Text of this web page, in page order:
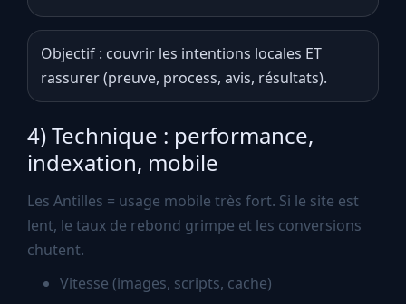
Objectif : couvrir les intentions locales ET
rassurer (preuve, process, avis, résultats).
4) Technique : performance,
indexation, mobile
Les Antilles = usage mobile très fort. Si le site est
lent, le taux de rebond grimpe et les conversions
chutent.
Vitesse (images, scripts, cache)